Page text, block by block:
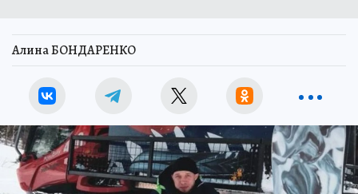
Алина БОНДАРЕНКО